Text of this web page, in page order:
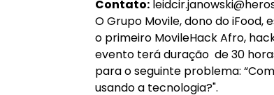
Contato:
O Grupo Movile, dono do
o primeiro MovileHack Afro,
evento terá duração de 30
para o seguinte problema:
usando a tecnologia?".